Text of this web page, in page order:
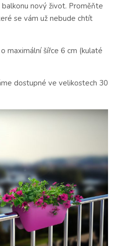
balkonu nový život. Proměňte
se vám už nebude chtít
maximální šířce 6 cm (kulaté
dostupné ve velikostech 30